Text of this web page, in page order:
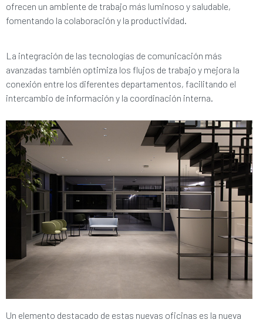
ofrecen un ambiente de trabajo más luminoso y saludable,
fomentando la colaboración y la productividad.
La integración de las tecnologías de comunicación más
avanzadas también optimiza los flujos de trabajo y mejora la
conexión entre los diferentes departamentos, facilitando el
intercambio de información y la coordinación interna.
Un elemento destacado de estas nuevas oficinas es la nueva